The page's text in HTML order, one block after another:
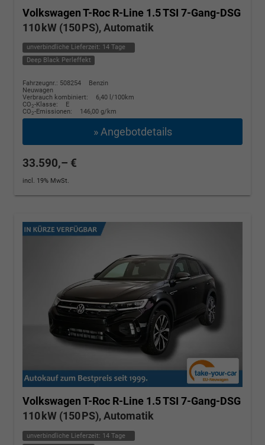
Volkswagen T-Roc R-Line 1.5 TSI 7-Gang-DSG
110 kW (150 PS), Automatik
unverbindliche Lieferzeit: 14 Tage
Deep Black Perleffekt
Fahrzeugnr.: 508254
Benzin
Neuwagen
Verbrauch kombiniert:
6,40 l/100km
CO2-Klasse:
E
CO2-Emissionen: 146,00 g/km
» Angebotdetails
33.590,– €
incl. 19% MwSt.
Volkswagen T-Roc R-Line 1.5 TSI 7-Gang-DSG
110 kW (150 PS), Automatik
unverbindliche Lieferzeit: 14 Tage